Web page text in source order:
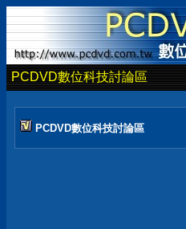
PCDVD數位科技討論區
PCDVD數位科技討論區